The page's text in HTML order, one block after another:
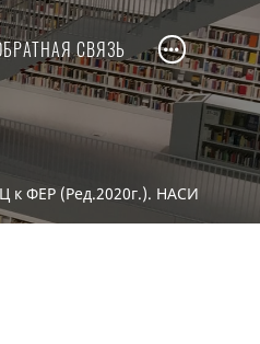
СВЯЗЬ
к ФЕР (Ред.2020г.). НАСИ